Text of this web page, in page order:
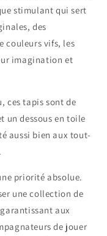
stimulant qui sert
des
couleurs vifs, les
imagination et
ces tapis sont de
un dessous en toile
aussi bien aux tout-
priorité absolue.
une collection de
aux
de jouer